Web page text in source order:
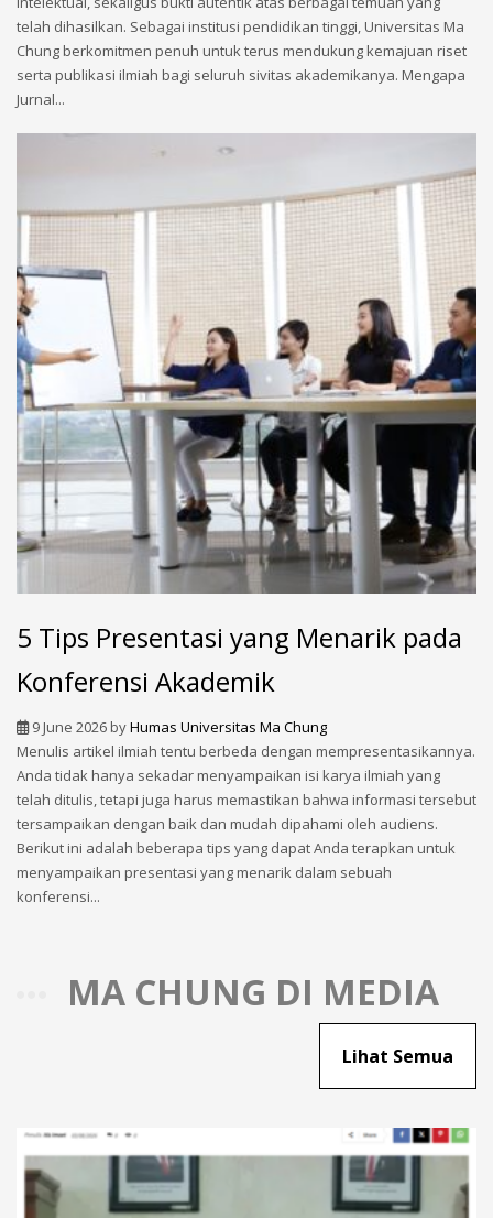
telah dihasilkan. Sebagai institusi pendidikan tinggi, Universitas Ma
Chung berkomitmen penuh untuk terus mendukung kemajuan riset
serta publikasi ilmiah bagi seluruh sivitas akademikanya. Mengapa
Jurnal...
5 Tips Presentasi yang Menarik pada
Konferensi Akademik
9 June 2026byHumas Universitas Ma Chung
Menulis artikel ilmiah tentu berbeda dengan mempresentasikannya.
Anda tidak hanya sekadar menyampaikan isi karya ilmiah yang
telah ditulis, tetapi juga harus memastikan bahwa informasi tersebut
tersampaikan dengan baik dan mudah dipahami oleh audiens.
Berikut ini adalah beberapa tips yang dapat Anda terapkan untuk
menyampaikan presentasi yang menarik dalam sebuah
konferensi...
MA CHUNG DI MEDIA
Lihat Semua